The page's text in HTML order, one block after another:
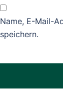
Name, E-Mail-
speichern.